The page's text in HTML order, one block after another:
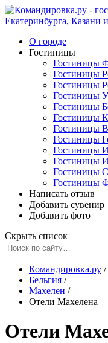
О городе
Гостиницы
Гостиницы
Гостиницы
Гостиницы
Гостиницы
Гостиницы
Гостиницы
Гостиницы
Гостиницы
Гостиницы
Гостиницы
Гостиницы
Гостиницы
Написать отзыв
Добавить сувенир
Добавить фото
Скрыть список
Командировка.ру /
Бельгия /
Махелен /
Отели Махелена
Отели